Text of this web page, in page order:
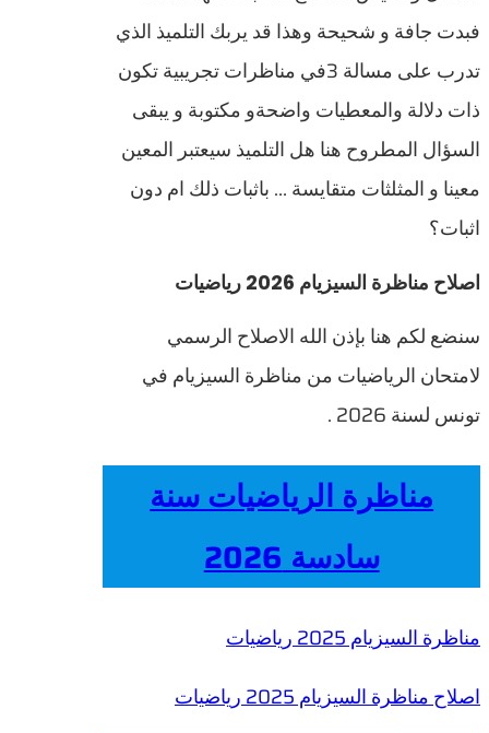
فبدت جافة و شحيحة وهذا قد يربك التلميذ الذي
تدرب على مسالة 3في مناظرات تجريبية تكون
ذات دلالة والمعطيات واضحةو مكتوبة و يبقى
السؤال المطروح هنا هل التلميذ سيعتبر المعين
معينا و المثلثات متقايسة … باثبات ذلك ام دون
اثبات؟
اصلاح مناظرة السيزيام 2026 رياضيات
سنضع لكم هنا بإذن الله الاصلاح الرسمي
لامتحان الرياضيات من مناظرة السيزيام في
تونس لسنة 2026 .
مناظرة الرياضيات سنة
سادسة 2026
مناظرة السيزيام 2025 رياضيات
اصلاح مناظرة السيزيام 2025 رياضيات